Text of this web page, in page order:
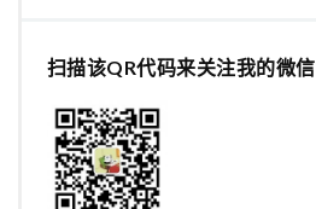
扫描该QR代码来关注我的微信